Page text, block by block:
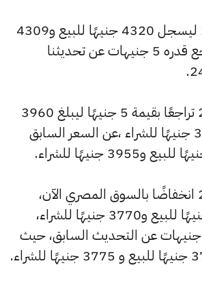
تراجع سعر عيار 24 ليسجل 4320 جنيهًا للبيع و4309
جنيهًا للشراء، بتراجع قدره 5 جنيهات عن تحديثنا
وشهد سعر عيار 22 تراجعًا بقيمة 5 جنيهًا ليبلغ 3960
جنيهًا للبيع و3950 جنيهًا للشراء ،عن السعر السابق
وشهد سعر عيار 21 انخفاضًا بالسوق المصري الآن،
حيث بلغ 3780 جنيهًا للبيع و3770 جنيهًا للشراء،
منخفضًا بمقدار 5 جنيهات عن التحديث السابق، حيث